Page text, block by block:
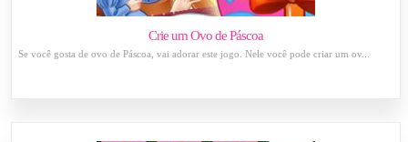
Crie um Ovo de Páscoa
Se você gosta de ovo de Páscoa, vai adorar este jogo. Nele você pode criar um ov...